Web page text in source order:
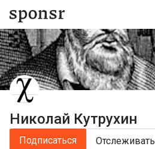
Николай Кутрухин
Подписаться Отслеживать